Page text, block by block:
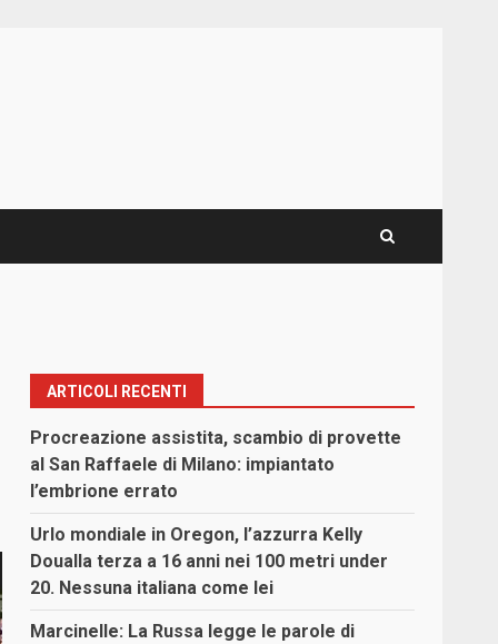
ARTICOLI RECENTI
Procreazione assistita, scambio di provette
al San Raffaele di Milano: impiantato
l’embrione errato
Urlo mondiale in Oregon, l’azzurra Kelly
Doualla terza a 16 anni nei 100 metri under
20. Nessuna italiana come lei
Marcinelle: La Russa legge le parole di